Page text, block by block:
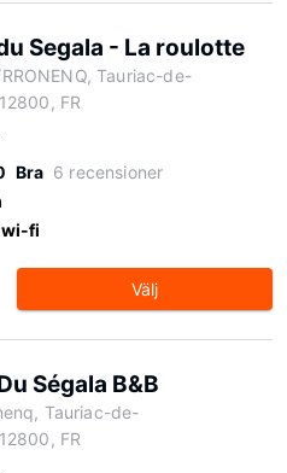
Segala - La roulotte
Tauriac-de-
FR
Bra 6 recensioner
wi-fi
Välj
Ségala B&B
Tauriac-de-
FR